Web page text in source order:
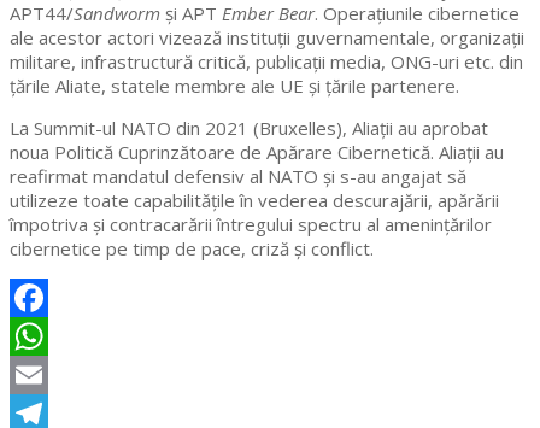
APT44/Sandworm și APT Ember Bear. Operațiunile cibernetice
ale acestor actori vizează instituții guvernamentale, organizații
militare, infrastructură critică, publicații media, ONG-uri etc. din
țările Aliate, statele membre ale UE și țările partenere.
La Summit-ul NATO din 2021 (Bruxelles), Aliații au aprobat
noua Politică Cuprinzătoare de Apărare Cibernetică. Aliații au
reafirmat mandatul defensiv al NATO și s-au angajat să
utilizeze toate capabilitățile în vederea descurajării, apărării
împotriva și contracarării întregului spectru al amenințărilor
cibernetice pe timp de pace, criză și conflict.
Facebook
WhatsApp
Email